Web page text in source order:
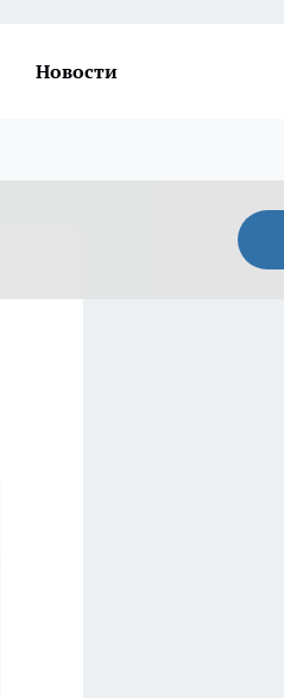
Новости